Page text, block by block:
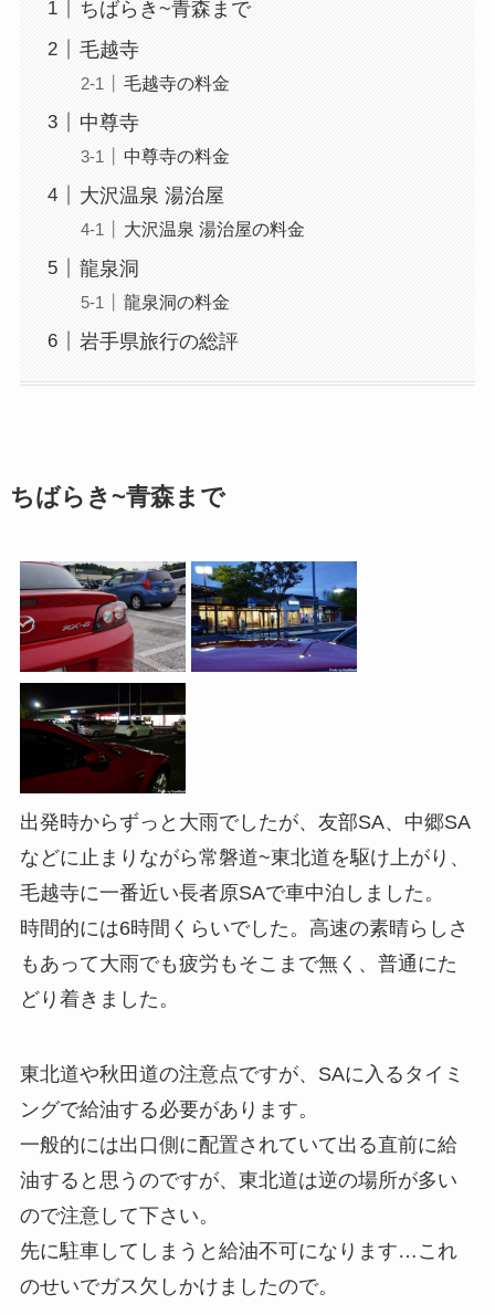
ちばらき~青森まで
毛越寺
毛越寺の料金
中尊寺
中尊寺の料金
大沢温泉 湯治屋
大沢温泉 湯治屋の料金
龍泉洞
龍泉洞の料金
岩手県旅行の総評
ちばらき~青森まで
出発時からずっと大雨でしたが、友部SA、中郷SA
などに止まりながら常磐道~東北道を駆け上がり、
毛越寺に一番近い長者原SAで車中泊しました。
時間的には6時間くらいでした。高速の素晴らしさ
もあって大雨でも疲労もそこまで無く、普通にた
どり着きました。
東北道や秋田道の注意点ですが、SAに入るタイミ
ングで給油する必要があります。
一般的には出口側に配置されていて出る直前に給
油すると思うのですが、東北道は逆の場所が多い
ので注意して下さい。
先に駐車してしまうと給油不可になります…これ
のせいでガス欠しかけましたので。